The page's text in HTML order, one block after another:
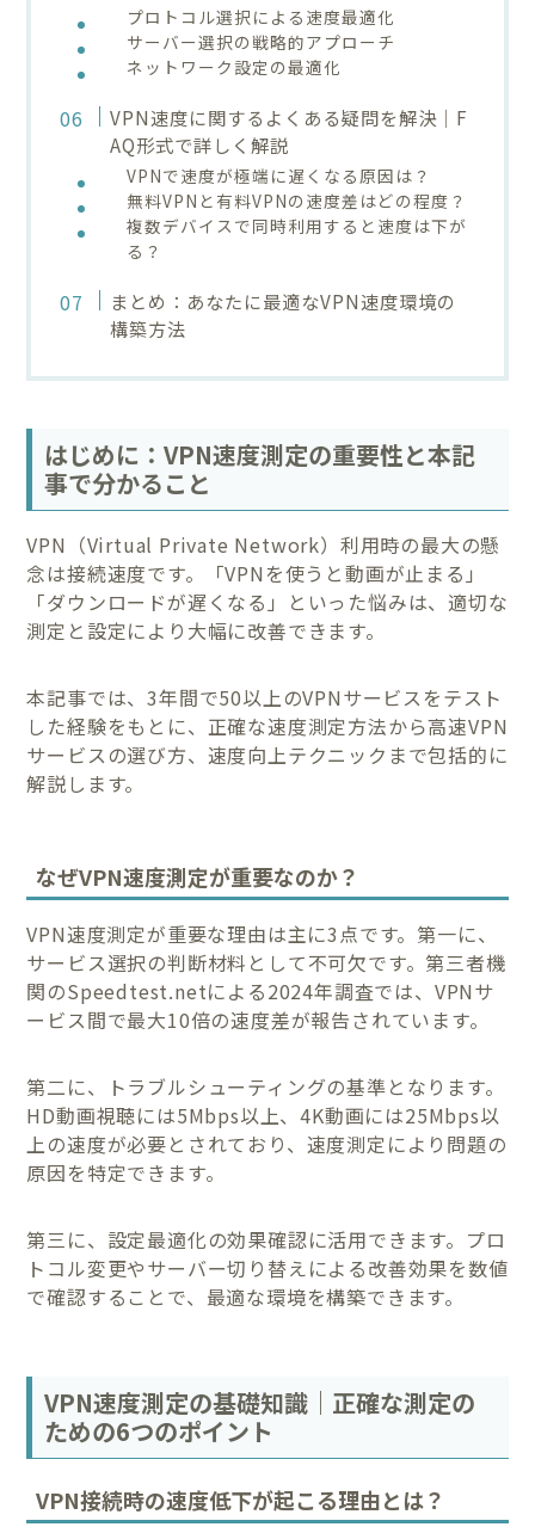
プロトコル選択による速度最適化
サーバー選択の戦略的アプローチ
ネットワーク設定の最適化
VPN速度に関するよくある疑問を解決｜F
AQ形式で詳しく解説
VPNで速度が極端に遅くなる原因は？
無料VPNと有料VPNの速度差はどの程度？
複数デバイスで同時利用すると速度は下が
る？
まとめ：あなたに最適なVPN速度環境の
構築方法
はじめに：VPN速度測定の重要性と本記
事で分かること
VPN（Virtual Private Network）利用時の最大の懸
念は接続速度です。「VPNを使うと動画が止まる」
「ダウンロードが遅くなる」といった悩みは、適切な
測定と設定により大幅に改善できます。
本記事では、3年間で50以上のVPNサービスをテスト
した経験をもとに、正確な速度測定方法から高速VPN
サービスの選び方、速度向上テクニックまで包括的に
解説します。
なぜVPN速度測定が重要なのか？
VPN速度測定が重要な理由は主に3点です。第一に、
サービス選択の判断材料として不可欠です。第三者機
関のSpeedtest.netによる2024年調査では、VPNサ
ービス間で最大10倍の速度差が報告されています。
第二に、トラブルシューティングの基準となります。
HD動画視聴には5Mbps以上、4K動画には25Mbps以
上の速度が必要とされており、速度測定により問題の
原因を特定できます。
第三に、設定最適化の効果確認に活用できます。プロ
トコル変更やサーバー切り替えによる改善効果を数値
で確認することで、最適な環境を構築できます。
VPN速度測定の基礎知識｜正確な測定の
ための6つのポイント
VPN接続時の速度低下が起こる理由とは？